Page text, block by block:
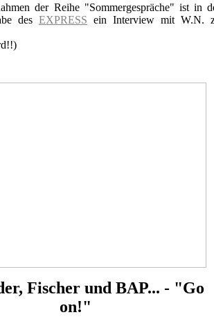
der Reihe "Sommergespräche" ist in
des EXPRESS ein Interview mit W.N.
Fischer und BAP... - "Go
on!"